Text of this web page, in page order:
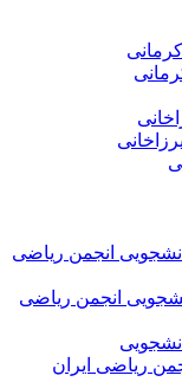
انجمن ریاضی
انجمن ریاضی
ریاضی ایران